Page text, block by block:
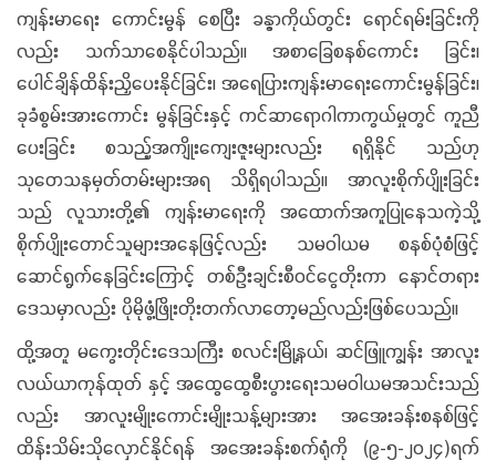
ကျန်းမာရေး ကောင်းမွန် စေပြီး ခန္ဓာကိုယ်တွင်း ရောင်ရမ်းခြင်းကို
လည်း သက်သာစေနိုင်ပါသည်။ အစာခြေစနစ်ကောင်း ခြင်း၊
ပေါင်ချိန်ထိန်းညှိပေးနိုင်ခြင်း၊ အရေပြားကျန်းမာရေးကောင်းမွန်ခြင်း၊
ခုခံစွမ်းအားကောင်း မွန်ခြင်းနှင့် ကင်ဆာရောဂါကာကွယ်မှုတွင် ကူညီ
ပေးခြင်း စသည့်အကျိုးကျေးဇူးများလည်း ရရှိနိုင် သည်ဟု
သုတေသနမှတ်တမ်းများအရ သိရှိရပါသည်။ အာလူးစိုက်ပျိုးခြင်း
သည် လူသားတို့၏ ကျန်းမာရေးကို အထောက်အကူပြုနေသကဲ့သို့
စိုက်ပျိုးတောင်သူများအနေဖြင့်လည်း သမဝါယမ စနစ်ပုံစံဖြင့်
ဆောင်ရွက်နေခြင်းကြောင့် တစ်ဦးချင်းစီဝင်ငွေတိုးကာ နောင်တရား
ဒေသမှာလည်း ပိုမိုဖွံ့ဖြိုးတိုးတက်လာတော့မည်လည်းဖြစ်ပေသည်။
ထို့အတူ မကွေးတိုင်းဒေသကြီး စလင်းမြို့နယ်၊ ဆင်ဖြူကျွန်း အာလူး
လယ်ယာကုန်ထုတ် နှင့် အထွေထွေစီးပွားရေးသမဝါယမအသင်းသည်
လည်း အာလူးမျိုးကောင်းမျိုးသန့်များအား အအေးခန်းစနစ်ဖြင့်
ထိန်းသိမ်းသိုလှောင်နိုင်ရန် အအေးခန်းစက်ရုံကို (၉-၅-၂၀၂၄)ရက်